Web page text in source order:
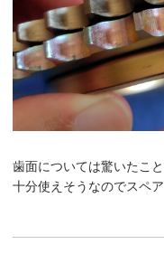
歯面については驚いたこ
十分使えそうなのでスペ